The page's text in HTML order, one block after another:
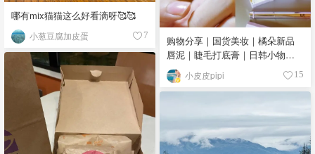
哪有mix猫猫这么好看滴呀🥰🥰
小葱豆腐加皮蛋 7
购物分享｜国货美妆｜橘朵新品
唇泥｜睫毛打底膏｜日韩小物｜
眼线笔｜美甲DIY💅
小皮皮pipi 15